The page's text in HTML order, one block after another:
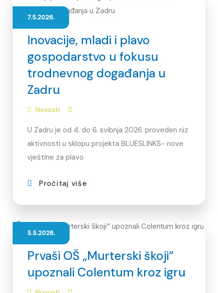
7.5.2026.
Inovacije, mladi i plavo
gospodarstvo u fokusu
trodnevnog događanja u
Zadru
Novosti
U Zadru je od 4. do 6. svibnja 2026. proveden niz
aktivnosti u sklopu projekta BLUESLINKS- nove
vještine za plavo
Pročitaj više
5.5.2026.
Prvaši OŠ „Murterski škoji“
upoznali Colentum kroz igru